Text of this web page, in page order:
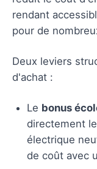
rendant
pour de
Deux leviers
d'achat :
Le bonus
directement
électrique
de coût avec